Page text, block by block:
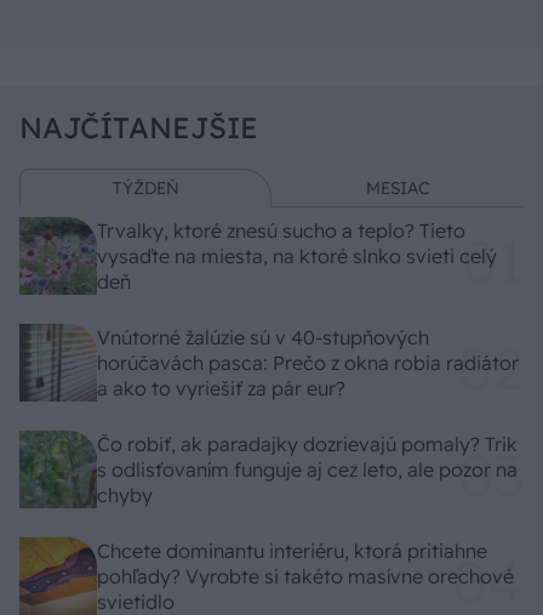
NAJČÍTANEJŠIE
TÝŽDEŇ MESIAC
Trvalky, ktoré znesú sucho a teplo? Tieto
vysaďte na miesta, na ktoré slnko svieti celý
deň
Vnútorné žalúzie sú v 40-stupňových
horúčavách pasca: Prečo z okna robia radiátor
a ako to vyriešiť za pár eur?
Čo robiť, ak paradajky dozrievajú pomaly? Trik
s odlisťovaním funguje aj cez leto, ale pozor na
chyby
Chcete dominantu interiéru, ktorá pritiahne
pohľady? Vyrobte si takéto masívne orechové
svietidlo